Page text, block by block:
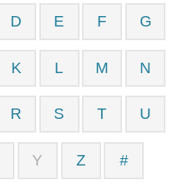
D E F G
K L M N
R S T U
Y Z #